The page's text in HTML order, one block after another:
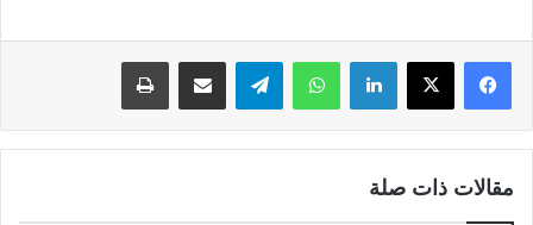
لينكدإن واتساب
مقالات ذات صلة